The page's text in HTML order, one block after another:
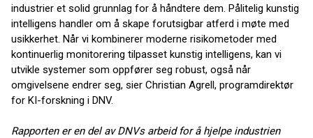
industrier et solid grunnlag for å håndtere dem. Pålitelig kunstig
intelligens handler om å skape forutsigbar atferd i møte med
usikkerhet. Når vi kombinerer moderne risikometoder med
kontinuerlig monitorering tilpasset kunstig intelligens, kan vi
utvikle systemer som oppfører seg robust, også når
omgivelsene endrer seg, sier Christian Agrell, programdirektør
for KI-forskning i DNV.
Rapporten er en del av DNVs arbeid for å hjelpe industrien